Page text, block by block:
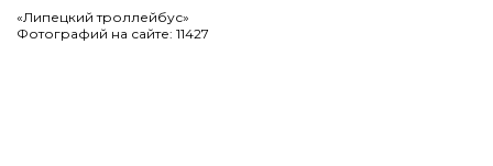
«Липецкий троллейбус»
Фотографий на сайте: 11427